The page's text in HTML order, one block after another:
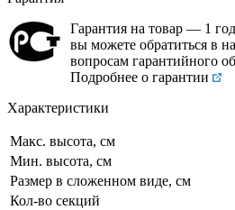
Гарантия на товар — 1
вы можете обратиться в
вопросам гарантийного
Подробнее о гарантии
Характеристики
Макс. высота, см
Мин. высота, см
Размер в сложенном виде, см
Кол-во секций